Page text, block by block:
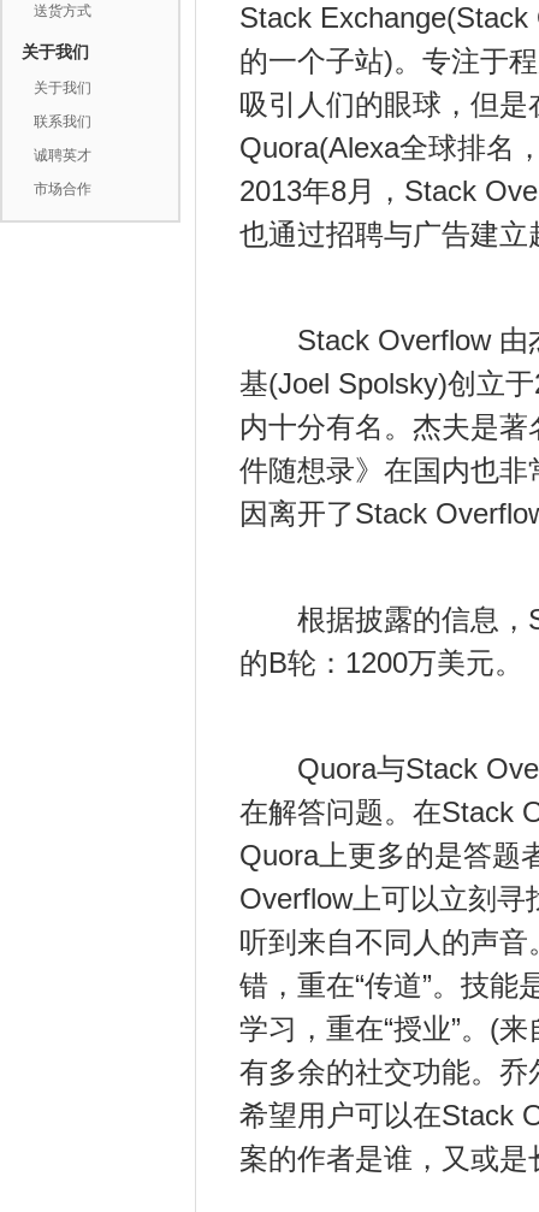
花卉/草木类
滋补品/药材及制品
送货方式
关于我们
关于我们
联系我们
诚聘英才
市场合作
Stack
的一个子站)。专注于
吸引人们的眼球，但
Quora(Alexa全球排名
2013年8月，Stack
也通过招聘与广告建
Stack Overflow 由杰
基(Joel Spolsky)创立
内十分有名。杰夫是
件随想录》在国内也
因离开了Stack
根据披露的信息，
的B轮：1200万美元。
Quora与Stack
在解答问题。在Stack
Quora上更多的是答题
Overflow上可以立刻
听到来自不同人的声
错，重在“传道”。技
学习，重在“授业”。(
有多余的社交功能。乔
希望用户可以在Stack
案的作者是谁，又或